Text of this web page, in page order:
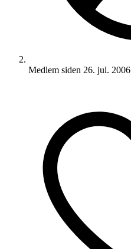
Medlem siden 26. jul. 2006